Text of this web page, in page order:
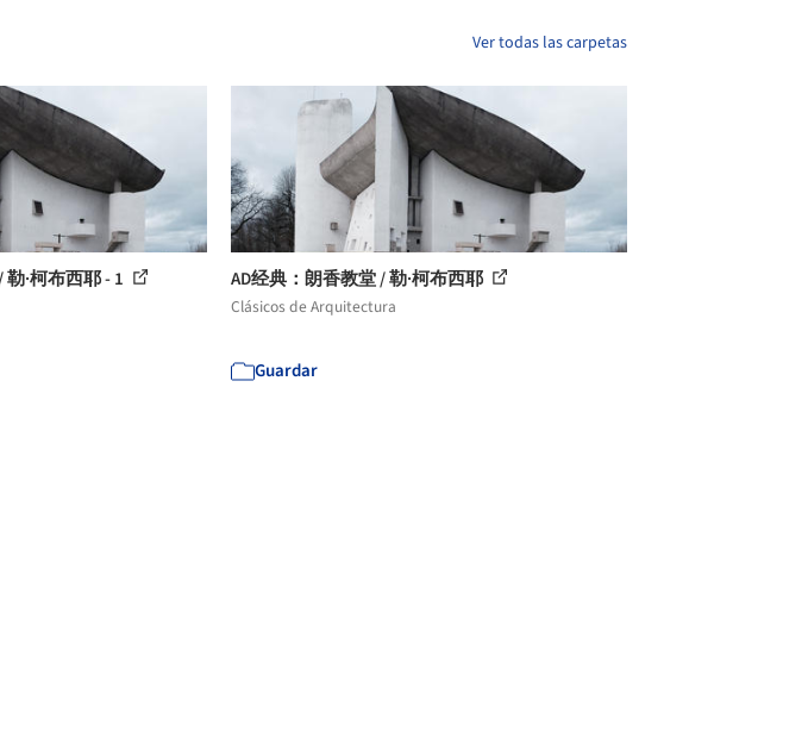
Ver todas las carpetas
·柯布西耶 - 1 AD经典：朗香教堂 / 勒·柯布西耶
Clásicos de Arquitectura
Guardar